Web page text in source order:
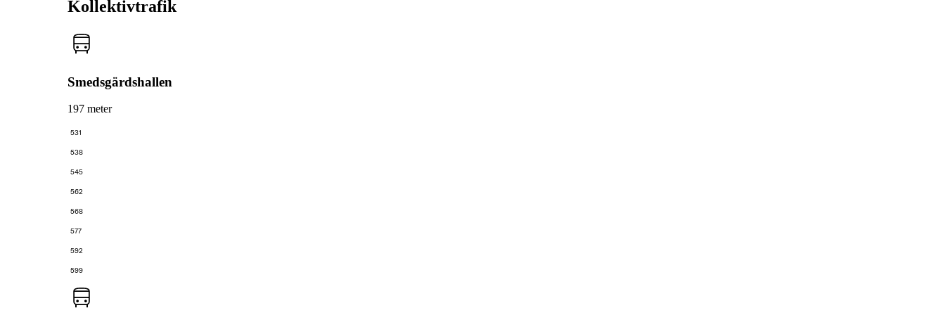
Kollektivtrafik
Smedsgärdshallen
197 meter
531
538
545
562
568
577
592
599